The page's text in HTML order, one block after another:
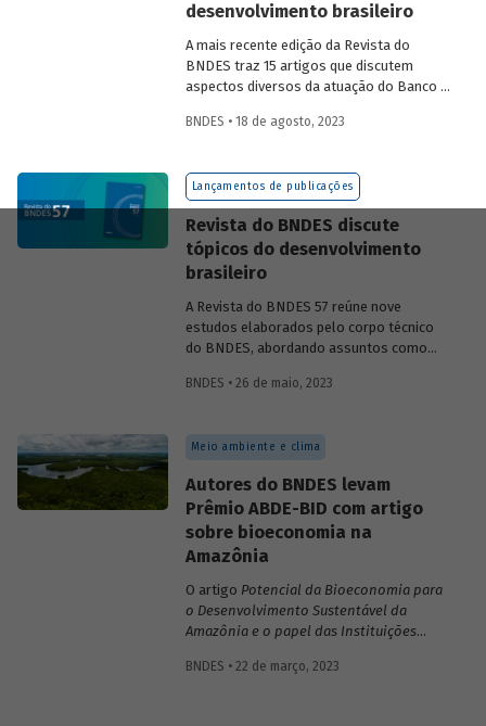
desenvolvimento brasileiro
A mais recente edição da Revista do
BNDES traz 15 artigos que discutem
aspectos diversos da atuação do Banco e
nacional.
BNDES • 18 de agosto, 2023
Lançamentos de publicações
Revista do BNDES discute
tópicos do desenvolvimento
brasileiro
A Revista do BNDES 57 reúne nove
estudos elaborados pelo corpo técnico
do BNDES, abordando assuntos como
saúde no território da Amazônia Legal,
BNDES • 26 de maio, 2023
Meio ambiente e clima
Autores do BNDES levam
Prêmio ABDE-BID com artigo
sobre bioeconomia na
Amazônia
O artigo Potencial da Bioeconomia para
o Desenvolvimento Sustentável da
Amazônia e o papel das Instituições
Leonardo Pamplona, Nabil Kadri e Julio
BNDES • 22 de março, 2023